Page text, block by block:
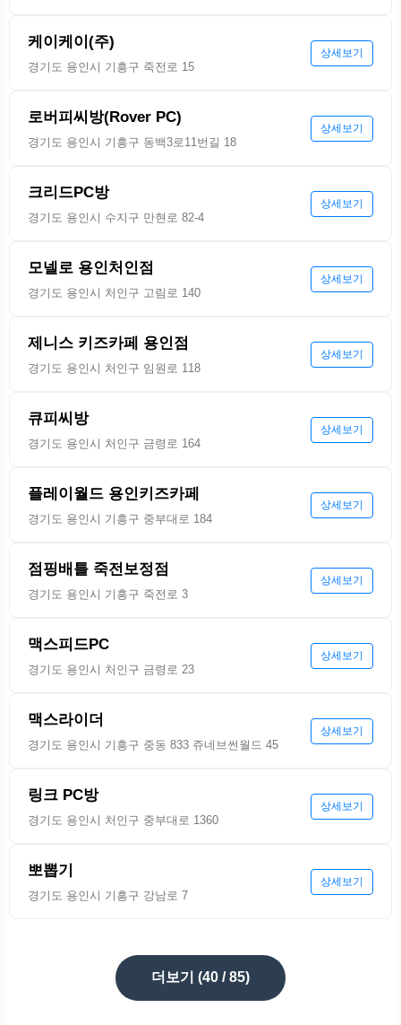
케이케이(주)
경기도 용인시 기흥구 죽전로 15
상세보기
로버피씨방(Rover PC)
경기도 용인시 기흥구 동백3로11번길 18
상세보기
크리드PC방
경기도 용인시 수지구 만현로 82-4
상세보기
모넬로 용인처인점
경기도 용인시 처인구 고림로 140
상세보기
제니스 키즈카페 용인점
경기도 용인시 처인구 임원로 118
상세보기
큐피씨방
경기도 용인시 처인구 금령로 164
상세보기
플레이월드 용인키즈카페
경기도 용인시 기흥구 중부대로 184
상세보기
점핑배틀 죽전보정점
경기도 용인시 기흥구 죽전로 3
상세보기
맥스피드PC
경기도 용인시 처인구 금령로 23
상세보기
맥스라이더
경기도 용인시 기흥구 중동 833 쥬네브썬월드 45
상세보기
링크 PC방
경기도 용인시 처인구 중부대로 1360
상세보기
뽀뽑기
경기도 용인시 기흥구 강남로 7
상세보기
더보기 (40 / 85)